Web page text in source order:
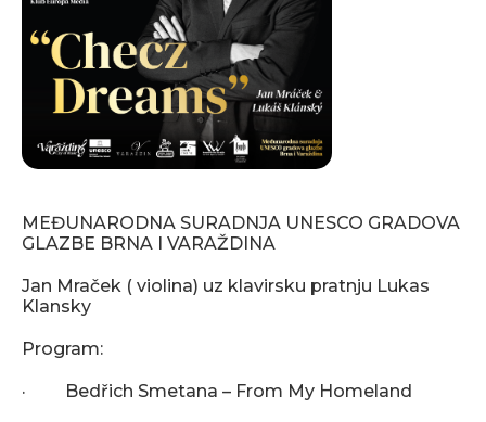
MEĐUNARODNA SURADNJA UNESCO GRADOVA
GLAZBE BRNA I VARAŽDINA
Jan Mraček ( violina) uz klavirsku pratnju Lukas
Klansky
Program:
· Bedřich Smetana – From My Homeland